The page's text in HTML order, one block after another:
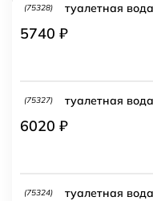
(75328) туалетная
5740 ₽
(75327) туалетная
6020 ₽
(75324)
туалетная